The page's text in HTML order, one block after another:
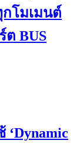
กโมเมนต์
BUS